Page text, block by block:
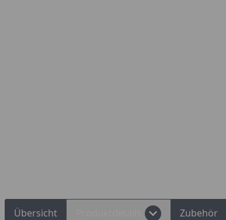
Übersicht Zubehör